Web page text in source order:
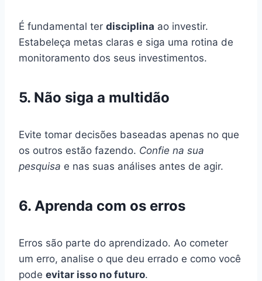
É fundamental ter disciplina ao investir.
Estabeleça metas claras e siga uma rotina de
monitoramento dos seus investimentos.
5. Não siga a multidão
Evite tomar decisões baseadas apenas no que
os outros estão fazendo. Confie na sua
pesquisa e nas suas análises antes de agir.
6. Aprenda com os erros
Erros são parte do aprendizado. Ao cometer
um erro, analise o que deu errado e como você
pode evitar isso no futuro.